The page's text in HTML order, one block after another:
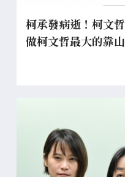
柯承發病逝！柯文
做柯文哲最大的靠山